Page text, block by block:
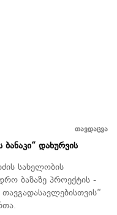
თავდაცვა
დახურვის
სახელობის
ბაზაზე პროექტის -
თავგადასავლებისთვის“